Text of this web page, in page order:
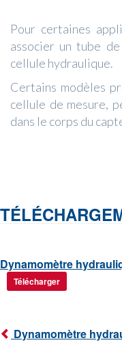
Pour certaines
associer un tube
cellule hydraulique.
Certains modèles
cellule de mesure,
dans le corps du
Dynamomètre
Télécharger
Dynamomètre